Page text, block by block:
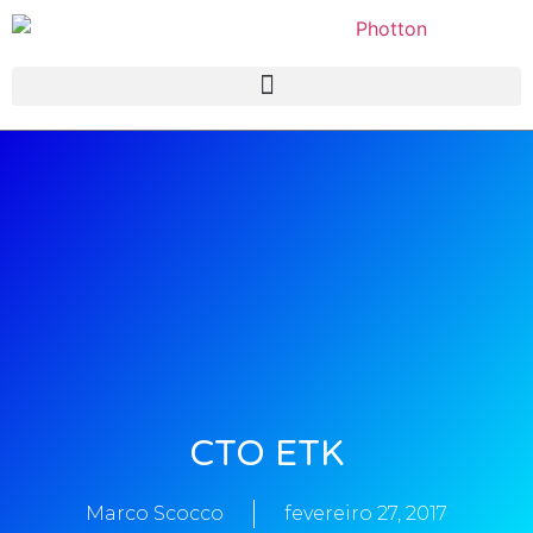
CTO ETK
Marco Scocco fevereiro 27, 2017